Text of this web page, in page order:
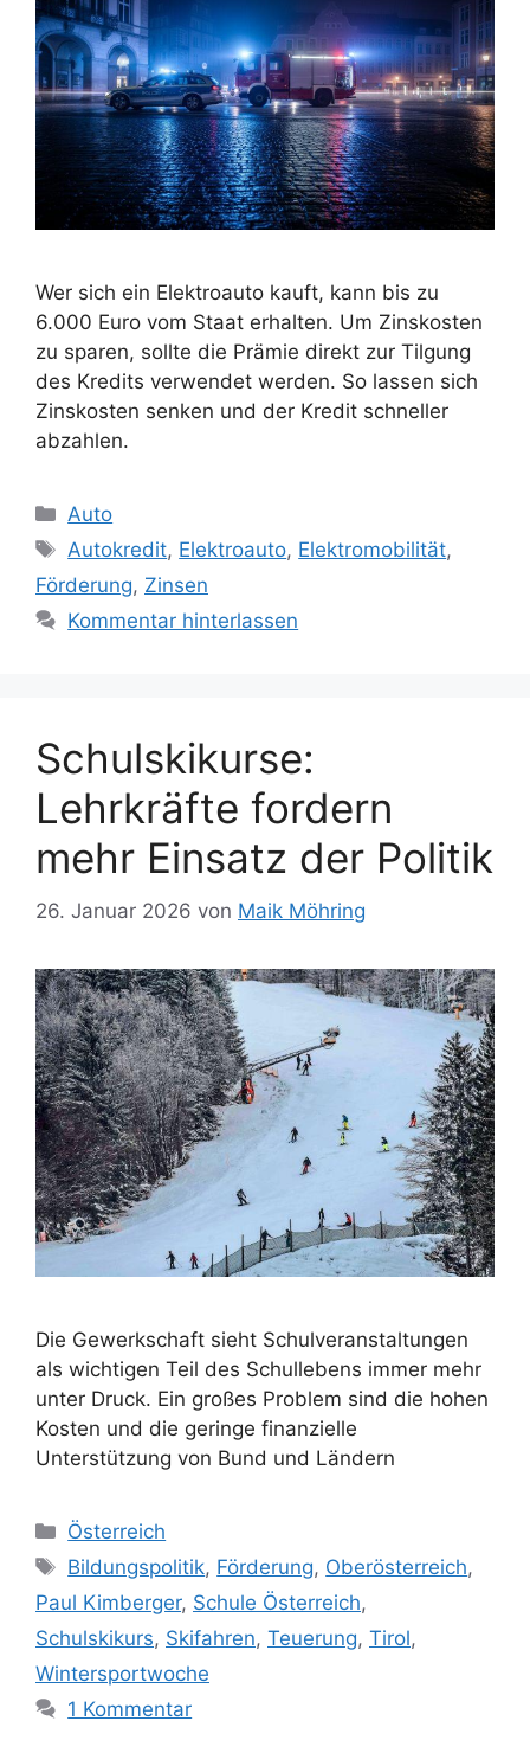
Wer sich ein Elektroauto kauft, kann bis zu
6.000 Euro vom Staat erhalten. Um Zinskosten
zu sparen, sollte die Prämie direkt zur Tilgung
des Kredits verwendet werden. So lassen sich
Zinskosten senken und der Kredit schneller
abzahlen.
Kategorien
Auto
Schlagwörter
Autokredit, Elektroauto, Elektromobilität,
Förderung, Zinsen
Kommentar hinterlassen
Schulskikurse:
Lehrkräfte fordern
mehr Einsatz der Politik
26. Januar 2026 von Maik Möhring
Die Gewerkschaft sieht Schulveranstaltungen
als wichtigen Teil des Schullebens immer mehr
unter Druck. Ein großes Problem sind die hohen
Kosten und die geringe finanzielle
Unterstützung von Bund und Ländern
Kategorien
Österreich
Schlagwörter
Bildungspolitik, Förderung, Oberösterreich,
Paul Kimberger, Schule Österreich,
Schulskikurs, Skifahren, Teuerung, Tirol,
Wintersportwoche
1 Kommentar